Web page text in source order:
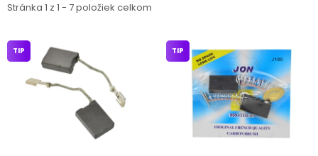
Obchodné podmienky Reklamačný poriadok
Podmienky ochrany osobných údajov
Stránka 1 z 1 - 7položiek celkom
TIP TIP